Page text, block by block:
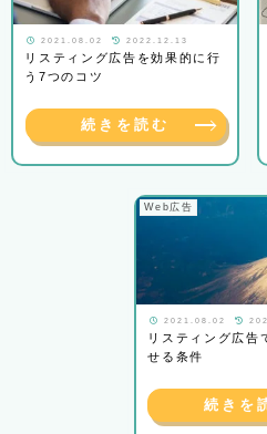
リスティング広告を効果的に行
う7つのコツ
2021.08.02 2022.12.13
続きを読む
Web広告
リスティング広告
せる条件
2021.08.02
続きを